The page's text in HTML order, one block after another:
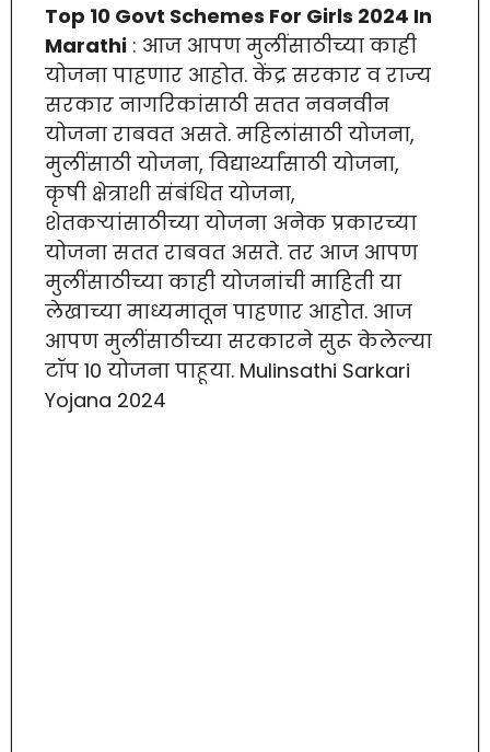
Top 10 Govt Schemes For Girls 2024 In
Marathi : आज आपण मुलींसाठीच्या काही
योजना पाहणार आहोत. केंद्र सरकार व राज्य
सरकार नागरिकांसाठी सतत नवनवीन
योजना राबवत असते. महिलांसाठी योजना,
मुलींसाठी योजना, विद्यार्थ्यांसाठी योजना,
कृषी क्षेत्राशी संबंधित योजना,
शेतकऱ्यांसाठीच्या योजना अनेक प्रकारच्या
योजना सतत राबवत असते. तर आज आपण
मुलींसाठीच्या काही योजनांची माहिती या
लेखाच्या माध्यमातून पाहणार आहोत. आज
आपण मुलींसाठीच्या सरकारने सुरू केलेल्या
टॉप 10 योजना पाहूया. Mulinsathi Sarkari
Yojana 2024